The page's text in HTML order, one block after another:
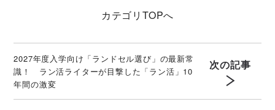
カテゴリ TOPへ
2027年度入学向け「ランドセル選び」の最新常
識！ ラン活ライターが目撃した「ラン活」10
年間の激変
次の記事